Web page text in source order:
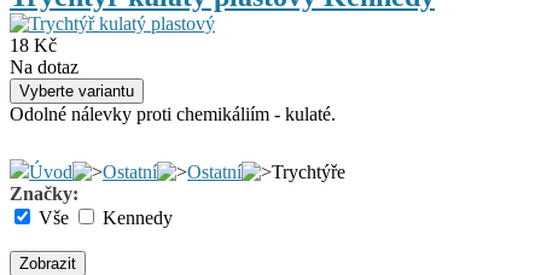
18 Kč
Na dotaz
Odolné nálevky proti chemikáliím - kulaté.
Úvod Ostatní Ostatní
Trychtýře
Značky:
Vše
Kennedy
Zobrazit